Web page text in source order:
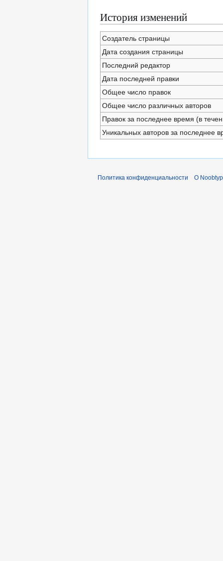
История изменений
Создатель страницы
Дата создания страницы
Последний редактор
Дата последней правки
Общее число правок
Общее число различных авторов
Правок за последнее время (в
Уникальных авторов за последнее
Политика конфиденциальности О